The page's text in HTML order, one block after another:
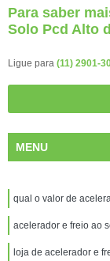
Para saber
Solo Pcd Alto
Ligue para (11) 2901-
MENU
qual o valor de
acelerador e freio ao
loja de acelerador e